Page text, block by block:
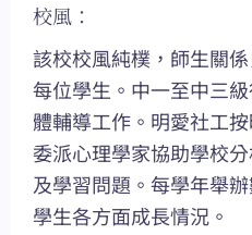
校風：
該校校風純樸，師生關
每位學生。中一至中三
體輔導工作。明愛社工
委派心理學家協助學校
及學習問題。每學年舉
學生各方面成長情況。